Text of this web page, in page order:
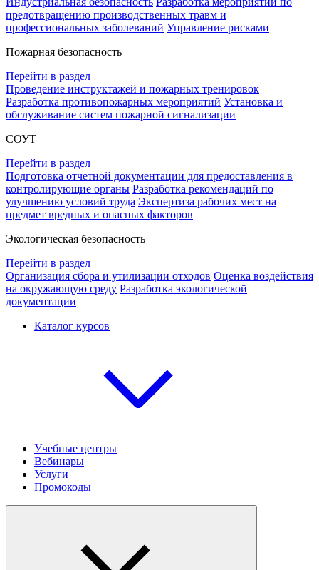
предотвращению производственных травм и
профессиональных заболеваний Управление рисками
Пожарная безопасность
Перейти в раздел
Проведение инструктажей и пожарных тренировок
Разработка противопожарных мероприятий Установка и
обслуживание систем пожарной сигнализации
СОУТ
Перейти в раздел
Подготовка отчетной документации для предоставления в
контролирующие органы Разработка рекомендаций по
улучшению условий труда Экспертиза рабочих мест на
предмет вредных и опасных факторов
Экологическая безопасность
Перейти в раздел
Организация сбора и утилизации отходов Оценка воздействия
на окружающую среду Разработка экологической
документации
Каталог курсов
Учебные центры
Вебинары
Услуги
Промокоды